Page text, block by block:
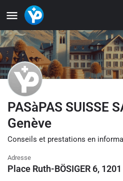
PASàPAS SUISSE
Genève
Conseils et prestations en
Adresse
Place Ruth-BÖSIGER 6,